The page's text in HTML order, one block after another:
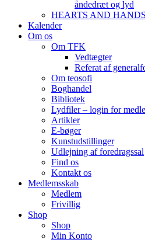
åndedræt og lyd
HEARTS AND
Kalender
Om os
Om TFK
Vedtægter
Referat af
Om teosofi
Boghandel
Bibliotek
Lydfiler – login for
Artikler
E-bøger
Kunstudstillinger
Udlejning af foredragssal
Find os
Kontakt os
Medlemsskab
Medlem
Frivillig
Shop
Shop
Min Konto